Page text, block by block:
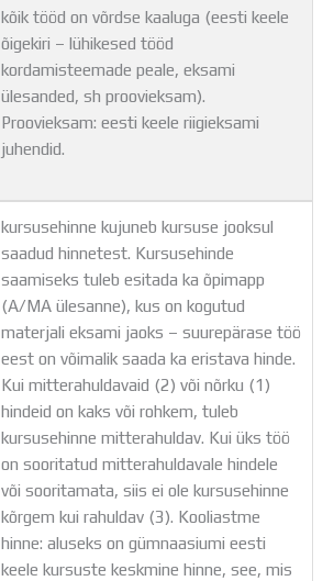
kõik tööd on võrdse kaaluga (eesti keele
õigekiri – lühikesed tööd
kordamisteemade peale, eksami
ülesanded, sh proovieksam).
Proovieksam: eesti keele riigieksami
juhendid.
kursusehinne kujuneb kursuse jooksul
saadud hinnetest. Kursusehinde
saamiseks tuleb esitada ka õpimapp
(A/MA ülesanne), kus on kogutud
materjali eksami jaoks – suurepärase töö
eest on võimalik saada ka eristava hinde.
Kui mitterahuldavaid (2) või nõrku (1)
hindeid on kaks või rohkem, tuleb
kursusehinne mitterahuldav. Kui üks töö
on sooritatud mitterahuldavale hindele
või sooritamata, siis ei ole kursusehinne
kõrgem kui rahuldav (3). Kooliastme
hinne: aluseks on gümnaasiumi eesti
keele kursuste keskmine hinne, see, mis